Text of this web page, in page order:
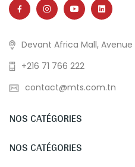
Devant Africa Mall, Avenue
+216 71 766 222
contact@mts.com.tn
NOS CATÉGORIES
NOS CATÉGORIES